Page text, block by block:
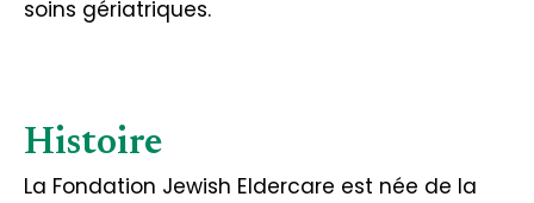
soins gériatriques.
Histoire
La Fondation Jewish Eldercare est née de la